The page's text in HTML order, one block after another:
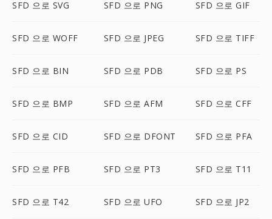
SFD 으로 SVG SFD 으로 PNG SFD 으로 GIF
SFD 으로 WOFF SFD 으로 JPEG SFD 으로 TIFF
SFD 으로 BIN SFD 으로 PDB SFD 으로 PS
SFD 으로 BMP SFD 으로 AFM SFD 으로 CFF
SFD 으로 CID SFD 으로 DFONT SFD 으로 PFA
SFD 으로 PFB SFD 으로 PT3 SFD 으로 T11
SFD 으로 T42 SFD 으로 UFO SFD 으로 JP2